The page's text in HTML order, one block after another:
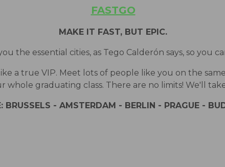
FASTGO
MAKE IT FAST, BUT EPIC.
the essential cities, as Tego Calderón says, so you
a true VIP. Meet lots of people like you on the
whole graduating class. There are no limits! We'll
BRUSSELS - AMSTERDAM - BERLIN - PRAGUE -